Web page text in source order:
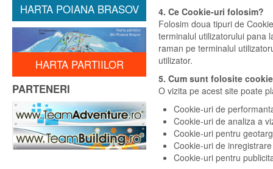
HARTA POIANA BRASOV
HARTA PARTIILOR
PARTENERI
4. Ce Cookie-uri folosim?
Folosim doua tipuri de
terminalul utilizatorului pana
raman pe terminalul
utilizator.
5. Cum sunt folosite
O vizita pe acest site poate
Cookie-uri de
Cookie-uri de analiza a
Cookie-uri pentru
Cookie-uri de inregistrare
Cookie-uri pentru